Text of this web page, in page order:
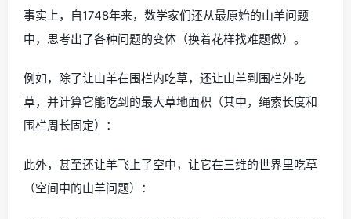
事实上，自1748年来，数学家们还从最原始的山羊问题
中，思考出了各种问题的变体（换着花样找难题做）。
例如，除了让山羊在围栏内吃草，还让山羊到围栏外吃
草，并计算它能吃到的最大草地面积（其中，绳索长度和
围栏周长固定）：
此外，甚至还让羊飞上了空中，让它在三维的世界里吃草
（空间中的山羊问题）：